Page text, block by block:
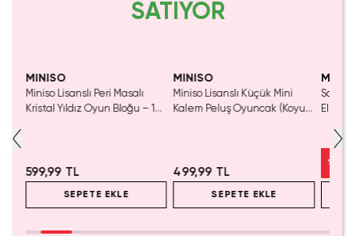
SATIYOR
MINISO
Miniso Lisanslı Peri Masalı
Kristal Yıldız Oyun Bloğu – 14
599,99 TL
SEPETE EKLE
MINISO
Miniso Lisanslı Küçük Mini
Kalem Peluş Oyuncak (Koyu
499,99 TL
SEPETE EKLE
Sanrio
Elma
%